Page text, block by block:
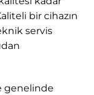
bir cihazın
servis
genelinde